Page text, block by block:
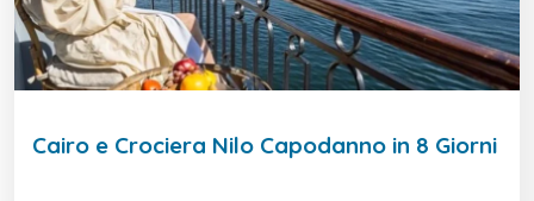
Cairo e Crociera Nilo Capodanno in 8 Giorni